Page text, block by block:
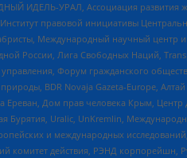
ИДЕЛЬ-УРАЛ, Ассоциация
правовой инициативы
Международный научный центр
России, Лига Свободных Наций,
Форум гражданского
BDR Novaja Gazeta-Europe,
Дом прав человека Крым,
Бурятия, Uralic, UnKremlin,
и международных
комитет действия, РЭНД корпорейшн,